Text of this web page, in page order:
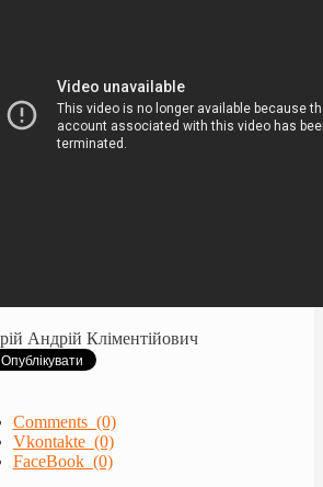
Андрій Кліментійович
Comments (0)
Vkontakte (0)
FaceBook (0)